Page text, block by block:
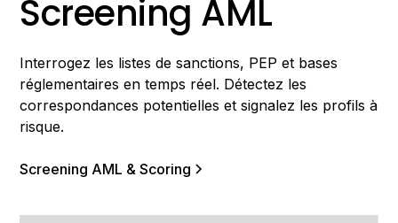
Screening AML
Interrogez les listes de sanctions, PEP et bases
réglementaires en temps réel. Détectez les
correspondances potentielles et signalez les profils à
risque.
Screening AML & Scoring